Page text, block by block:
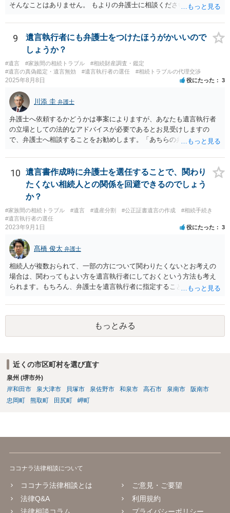
そんなことはありません。 もよりの弁護士に相談ください。
9
遺言執行者にも弁護士をつけたほうがかいいので
しょうか？
#遺言 #家族間の相続トラブル
#相続財産調査・鑑定
#遺言の真偽鑑定・遺言無効
#遺言執行者の選任 #相続トラブルの代理交渉
2025年8月8日 役にたった 3
川添 圭 弁護士
弁護士へ依頼するかどうかは事案によりますが、あなたも遺言執行者
の立場としての法的なアドバイスが必要であるとお見受けしますの
で、弁護士へ相談することをお勧めします。「あちらの弁護士」（元
誘導しかしてこないと思います。
10
遺言書作成時に弁護士を選任することで、関わり
たくない相続人との関係を回避できるのでしょう
か？
#家族間の相続トラブル #遺言 #遺産分割 #公正証書遺言の作成
#相続手続き
#遺言執行者の選任
2023年9月1日 役にたった 3
髙橋 俊太 弁護士
相続人が複数おられて、一部の方について関わりたくないとお考えの
場合は、関わってもよい方を遺言執行者にしておくという方法も考え
られます。もちろん、弁護士を遺言執行者に指定することもできます
方に再委任の権限を付与しておくという方法もあります。 一度、弁護
士に直接ご相談されることをお勧めいたします。
もっとみる
近くの市区町村を選び直す
泉州 (堺市外)
岸和田市
泉大津市 貝塚市 泉佐野市 和泉市 高石市 泉南市
阪南市
忠岡町
熊取町 田尻町 岬町
ココナラ法律相談について
ココナラ法律相談とは
法律Q&A
ご意見・ご要望
利用規約